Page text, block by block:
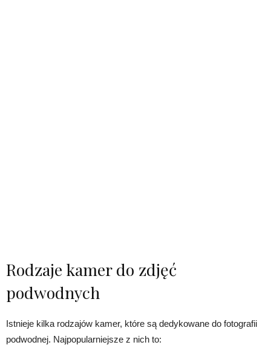
Rodzaje kamer do zdjęć
podwodnych
Istnieje kilka rodzajów kamer, które są dedykowane do fotografii
podwodnej. Najpopularniejsze z nich to: